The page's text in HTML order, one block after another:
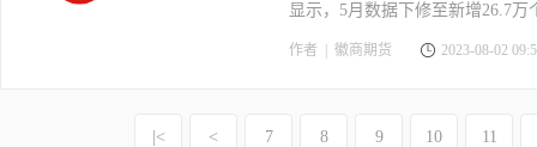
显示，5月数据下修至新增26.7万
作者 | 徽商期货 2023-08-02
|< < 7 8 9 10 11